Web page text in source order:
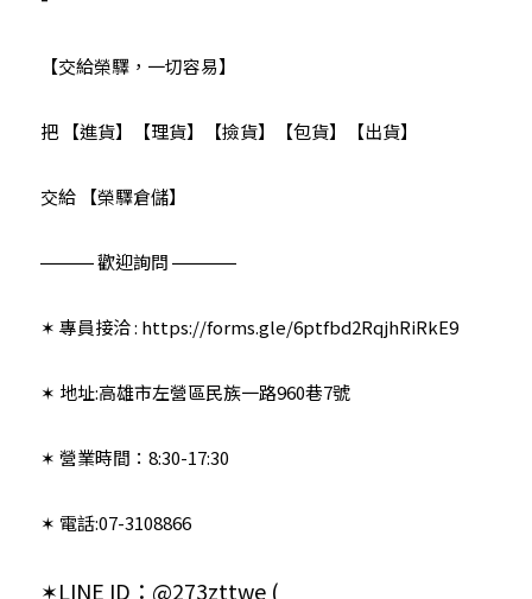
【交給榮驛，一切容易】
把 【進貨】【理貨】【撿貨】【包貨】【出貨】
交給 【榮驛倉儲】
⎼⎼⎼⎼⎼ 歡迎詢問 ⎼⎼⎼⎼⎼⎼
✶ 專員接洽 : https://forms.gle/6ptfbd2RqjhRiRkE9
✶ 地址:高雄市左營區民族一路960巷7號
✶ 營業時間：8:30-17:30
✶ 電話:07-3108866